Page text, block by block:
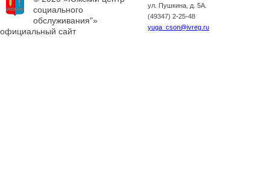
социального
обслуживания"»
официальный сайт
ул. Пушкина, д. 5А.
(49347) 2-25-48
yuga_cson@ivreg.ru